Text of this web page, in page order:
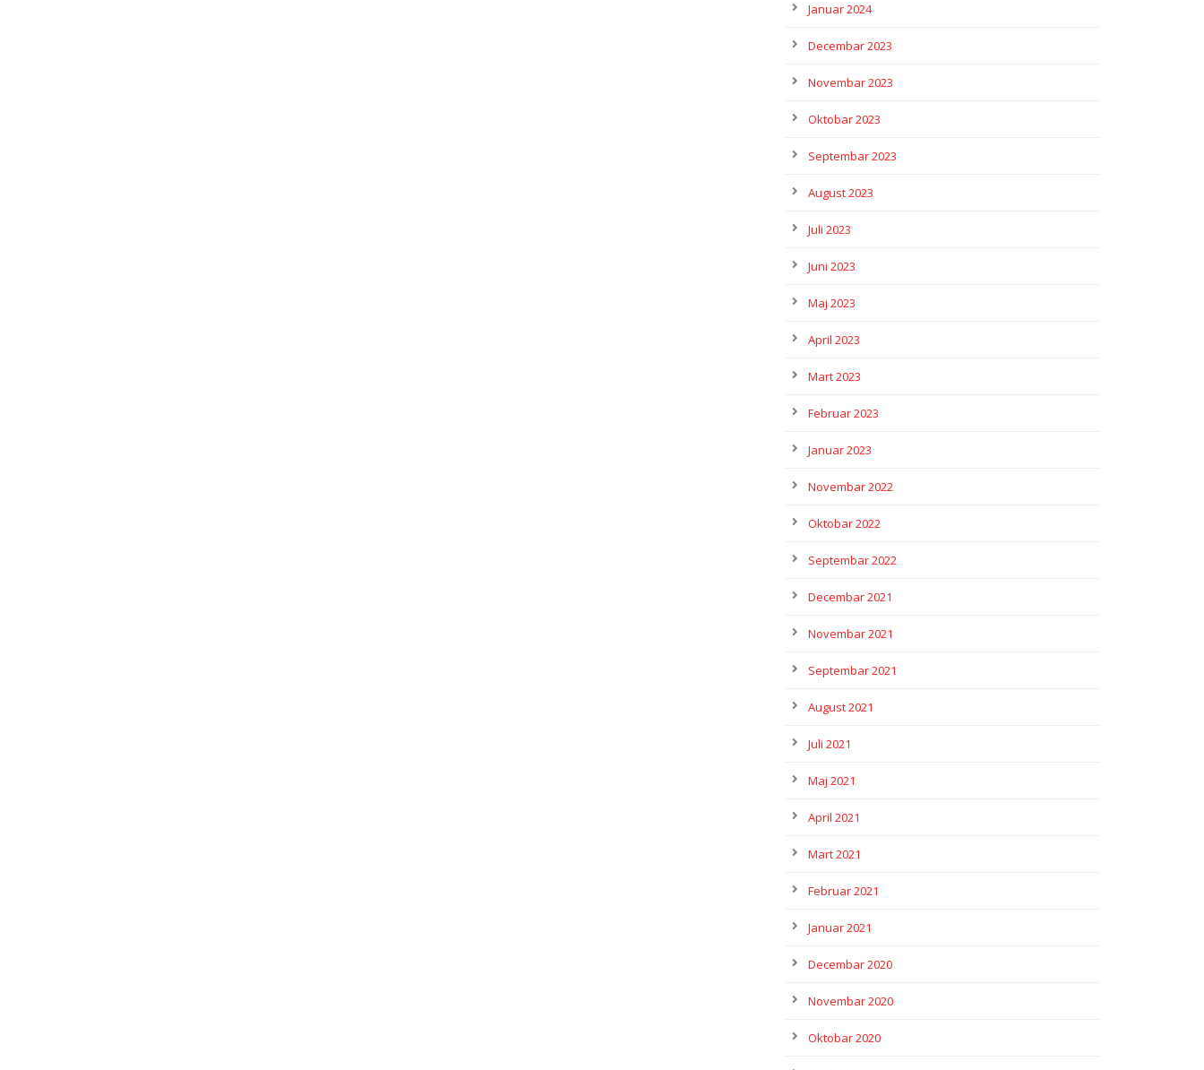
Januar 2024
Decembar 2023
Novembar 2023
Oktobar 2023
Septembar 2023
August 2023
Juli 2023
Juni 2023
Maj 2023
April 2023
Mart 2023
Februar 2023
Januar 2023
Novembar 2022
Oktobar 2022
Septembar 2022
Decembar 2021
Novembar 2021
Septembar 2021
August 2021
Juli 2021
Maj 2021
April 2021
Mart 2021
Februar 2021
Januar 2021
Decembar 2020
Novembar 2020
Oktobar 2020